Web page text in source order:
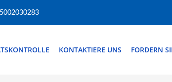
KONTAKTIERE UNS FORDERN